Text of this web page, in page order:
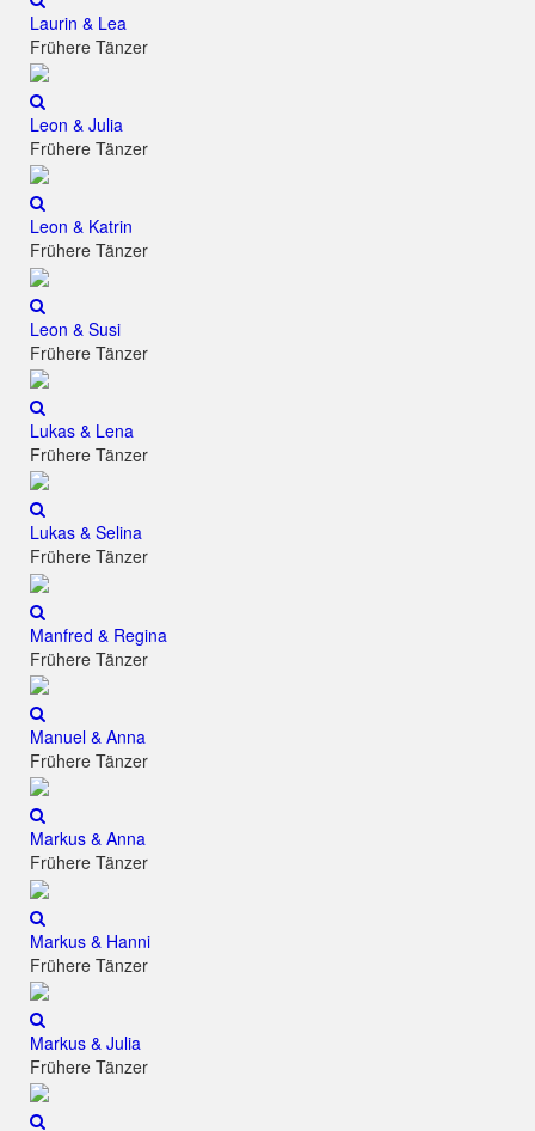
Laurin & Lea
Frühere Tänzer
Leon & Julia
Frühere Tänzer
Leon & Katrin
Frühere Tänzer
Leon & Susi
Frühere Tänzer
Lukas & Lena
Frühere Tänzer
Lukas & Selina
Frühere Tänzer
Manfred & Regina
Frühere Tänzer
Manuel & Anna
Frühere Tänzer
Markus & Anna
Frühere Tänzer
Markus & Hanni
Frühere Tänzer
Markus & Julia
Frühere Tänzer